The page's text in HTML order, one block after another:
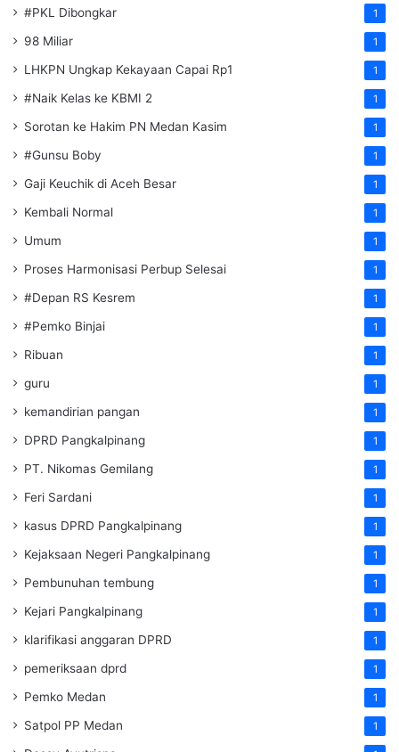
#PKL Dibongkar 1
98 Miliar 1
LHKPN Ungkap Kekayaan Capai Rp1 1
#Naik Kelas ke KBMI 2 1
Sorotan ke Hakim PN Medan Kasim 1
#Gunsu Boby 1
Gaji Keuchik di Aceh Besar 1
Kembali Normal 1
Umum 1
Proses Harmonisasi Perbup Selesai 1
#Depan RS Kesrem 1
#Pemko Binjai 1
Ribuan 1
guru 1
kemandirian pangan 1
DPRD Pangkalpinang 1
PT. Nikomas Gemilang 1
Feri Sardani 1
kasus DPRD Pangkalpinang 1
Kejaksaan Negeri Pangkalpinang 1
Pembunuhan tembung 1
Kejari Pangkalpinang 1
klarifikasi anggaran DPRD 1
pemeriksaan dprd 1
Pemko Medan 1
Satpol PP Medan 1